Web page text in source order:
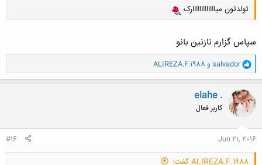
اينم كيك بفرمائيد بچه هااااااااااااااااااااااا پذيرايي كنيد از خودتون
تولدتون مبااااااااااااارک
سپاس گزارم نازنین بانو
و
ا
ک
ن
ش
ه
salvador و ALIREZA.F.1988
elahe .
کاربر فعال
Jun 21, 2016
#16
ALIREZA.F.1988 گفت: